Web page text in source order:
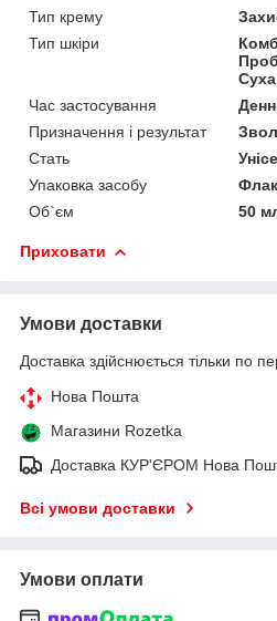
Тип крему
Тип шкіри
Час застосування
Призначення і результат
Стать
Упаковка засобу
Об`єм
50
Приховати
Умови доставки
Доставка здійснюється тільки по
Нова Пошта
Магазини Rozetka
Доставка КУР'ЄРОМ Нова
Всі умови доставки
Умови оплати